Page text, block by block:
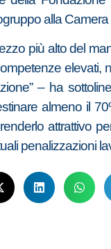
alla Camera
più alto del
– ha
almeno il
attrattivo
penalizzazioni